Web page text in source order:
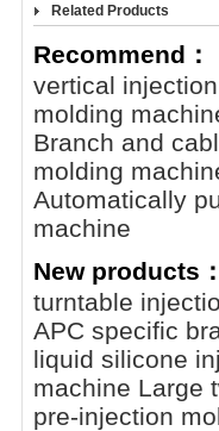
Related Products
Recommend：
vertical
molding
Branch and
molding
Automatically
machine
New products
turntable
APC specific
liquid silicone
machine Large
pre-injection